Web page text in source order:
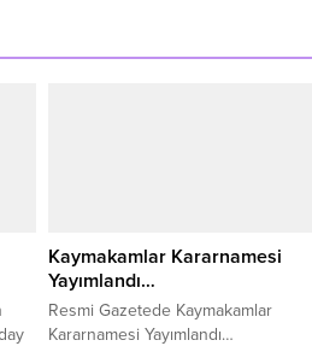
Kaymakamlar Kararnamesi
Yayımlandı…
Resmi Gazetede Kaymakamlar
Kararnamesi Yayımlandı…